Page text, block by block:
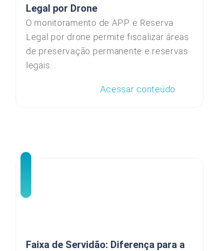
Legal por Drone
O monitoramento de APP e Reserva
Legal por drone permite fiscalizar áreas
de preservação permanente e reservas
legais...
Acessar conteúdo
Faixa de Servidão: Diferença para a